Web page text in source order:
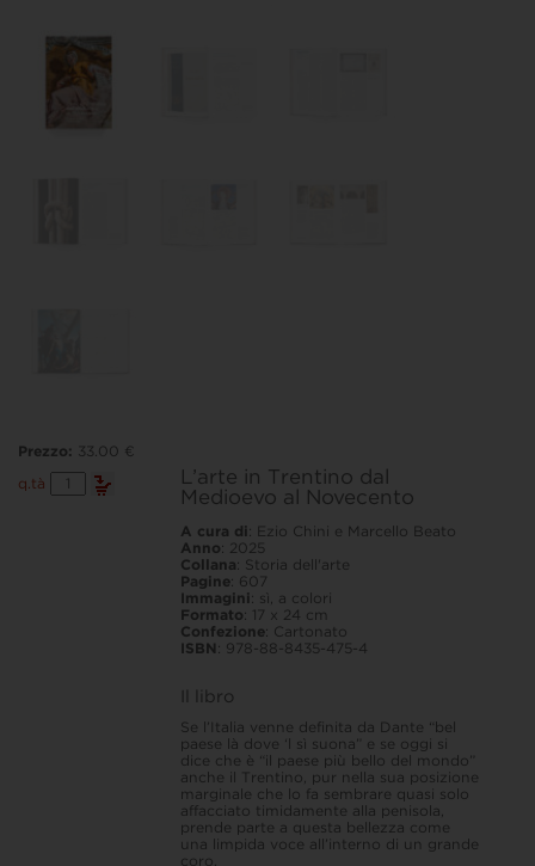
L’arte in Trentino dal
Medioevo al Novecento
A cura di: Ezio Chini e Marcello Beato
Anno: 2025
Collana: Storia dell'arte
Pagine: 607
Immagini: sì, a colori
Formato: 17 x 24 cm
Confezione: Cartonato
ISBN : 978-88-8435-475-4
Il libro
Se l’Italia venne definita da Dante “bel
paese là dove ‘l sì suona” e se oggi si
dice che è “il paese più bello del mondo”
anche il Trentino, pur nella sua posizione
marginale che lo fa sembrare quasi solo
affacciato timidamente alla penisola,
prende parte a questa bellezza come
una limpida voce all’interno di un grande
coro.
Prezzo: 33.00 €
q.tà
L’arte
in